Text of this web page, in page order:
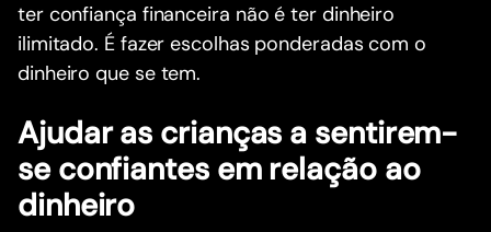
ter confiança financeira não é ter dinheiro
ilimitado. É fazer escolhas ponderadas com o
dinheiro que se tem.
Ajudar as crianças a sentirem-
se confiantes em relação ao
dinheiro